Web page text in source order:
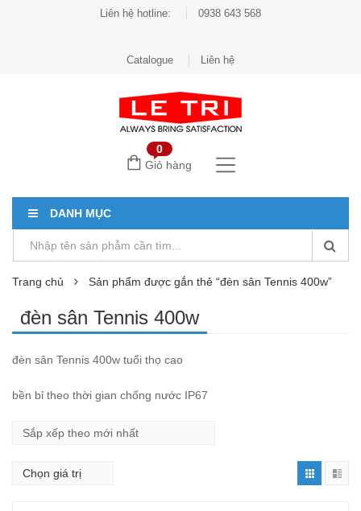
Liên hệ hotline: 0938 643 568
Catalogue Liên hệ
0
Giỏ hàng
DANH MỤC
Trang chủ Sản phẩm được gắn thẻ “đèn sân Tennis 400w”
đèn sân Tennis 400w
đèn sân Tennis 400w tuổi thọ cao
bền bỉ theo thời gian chống nước IP67